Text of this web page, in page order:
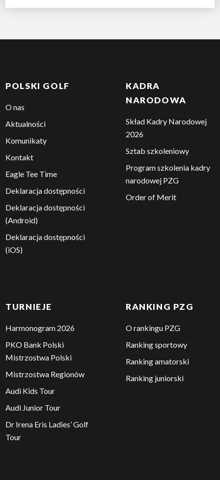
POLSKI GOLF
O nas
Aktualności
Komunikaty
Kontakt
Eagle Tee Time
Deklaracja dostępności
Deklaracja dostępności
(Android)
Deklaracja dostępności
(iOS)
KADRA
NARODOWA
Skład Kadry Narodowej
2026
Sztab szkoleniowy
Program szkolenia kadry
narodowej PZG
Order of Merit
TURNIEJE
Harmonogram 2026
PKO Bank Polski
Mistrzostwa Polski
Mistrzostwa Regionów
Audi Kids Tour
Audi Junior Tour
Dr Irena Eris Ladies’ Golf
Tour
RANKING PZG
O rankingu PZG
Ranking sportowy
Ranking amatorski
Ranking juniorski